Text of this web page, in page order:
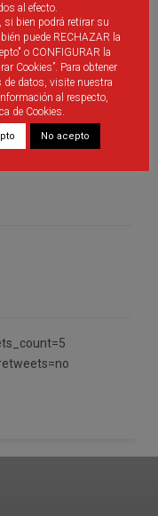
participan de los
al efecto.
si bien podrá retirar su
puede RECHAZAR la
o CONFIGURAR la
Cookies”. Para obtener
datos, visite nuestra
al respecto,
de Cookies.
No acepto